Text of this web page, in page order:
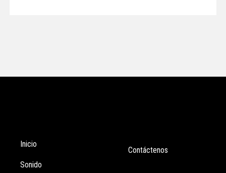
Inicio
Sonido
Contáctenos